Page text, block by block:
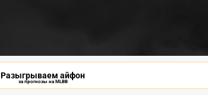
Разыгрываем айфон
за прогнозы на MLBB